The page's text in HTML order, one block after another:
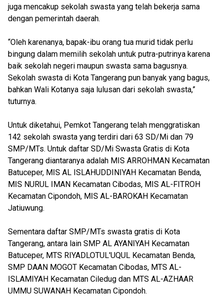
juga mencakup sekolah swasta yang telah bekerja sama
dengan pemerintah daerah.
“Oleh karenanya, bapak-ibu orang tua murid tidak perlu
bingung dalam memilih sekolah untuk putra-putrinya karena
baik sekolah negeri maupun swasta sama bagusnya.
Sekolah swasta di Kota Tangerang pun banyak yang bagus,
bahkan Wali Kotanya saja lulusan dari sekolah swasta,”
tuturnya.
Untuk diketahui, Pemkot Tangerang telah menggratiskan
142 sekolah swasta yang terdiri dari 63 SD/Mi dan 79
SMP/MTs. Untuk daftar SD/Mi Swasta Gratis di Kota
Tangerang diantaranya adalah MIS ARROHMAN Kecamatan
Batuceper, MIS AL ISLAHUDDINIYAH Kecamatan Benda,
MIS NURUL IMAN Kecamatan Cibodas, MIS AL-FITROH
Kecamatan Cipondoh, MIS AL-BAROKAH Kecamatan
Jatiuwung.
Sementara daftar SMP/MTs swasta gratis di Kota
Tangerang, antara lain SMP AL AYANIYAH Kecamatan
Batuceper, MTS RIYADLOTUL'UQUL Kecamatan Benda,
SMP DAAN MOGOT Kecamatan Cibodas, MTS AL-
ISLAMIYAH Kecamatan Ciledug dan MTS AL-AZHAAR
UMMU SUWANAH Kecamatan Cipondoh.